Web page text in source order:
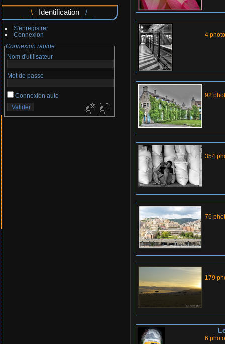
Identification
S'enregistrer
Connexion
Connexion rapide
Nom d'utilisateur
Mot de passe
Connexion auto
4
92
354
76
179
6